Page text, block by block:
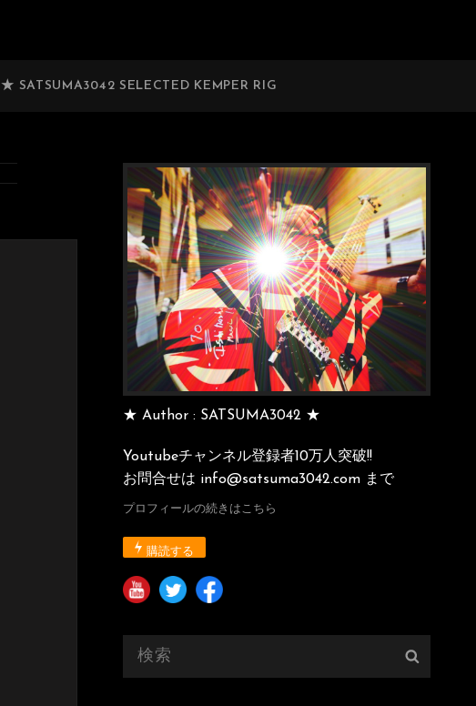
★ SATSUMA3042 SELECTED KEMPER RIG
★ Author : SATSUMA3042 ★
Youtubeチャンネル登録者10万人突破!!
お問合せは info@satsuma3042.com まで
プロフィールの続きはこちら
購読する
索